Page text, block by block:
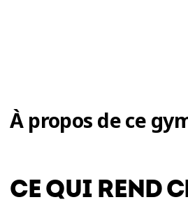
À propos de ce
CE QUI REND